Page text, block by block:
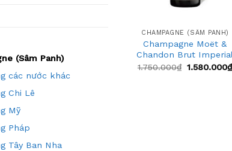
(Sâm Panh)
các nước khác
Chi Lê
Mỹ
Pháp
Tây Ban Nha
CHAMPAGNE (SÂM PANH)
Champagne Moët &
Chandon Brut
1.750.000₫ 1.580.000₫